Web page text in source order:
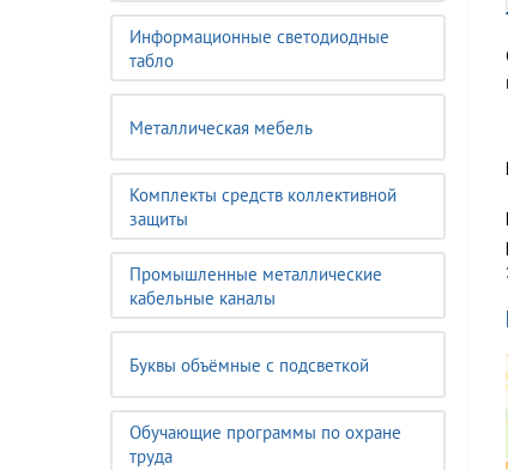
Информационные светодиодные
табло
Металлическая мебель
Комплекты средств коллективной
защиты
Промышленные металлические
кабельные каналы
Буквы объёмные с подсветкой
Обучающие программы по охране
труда